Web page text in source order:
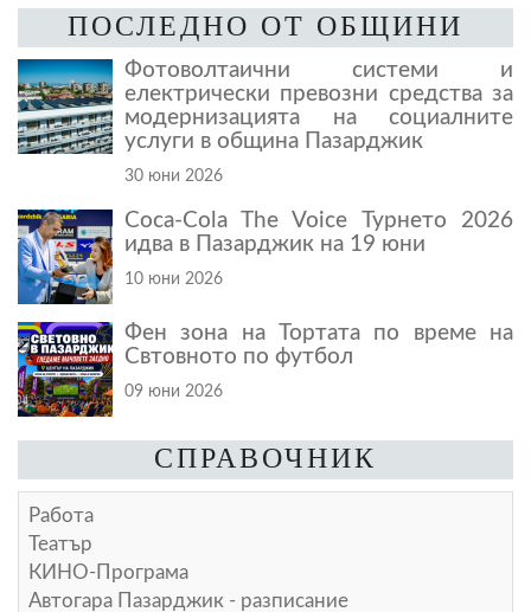
ПОСЛЕДНО ОТ ОБЩИНИ
Фотоволтаични системи и
електрически превозни средства за
модернизацията на социалните
услуги в община Пазарджик
30 юни 2026
Coca-Cola The Voice Турнето 2026
идва в Пазарджик на 19 юни
10 юни 2026
Фен зона на Тортата по време на
Свтовното по футбол
09 юни 2026
СПРАВОЧНИК
Работа
Театър
КИНО-Програма
Автогара Пазарджик - разписание